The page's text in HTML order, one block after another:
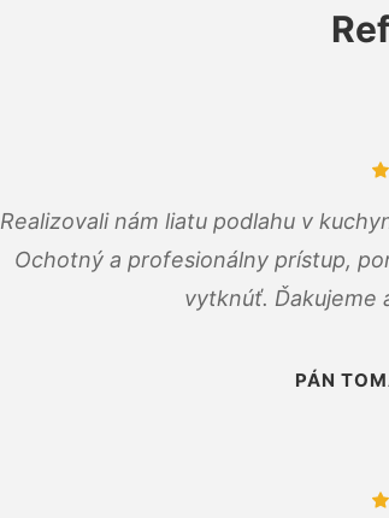
Realizovali nám liatu podlahu v
Ochotný a profesionálny prístup,
vytknúť. Ďakujeme
PÁN